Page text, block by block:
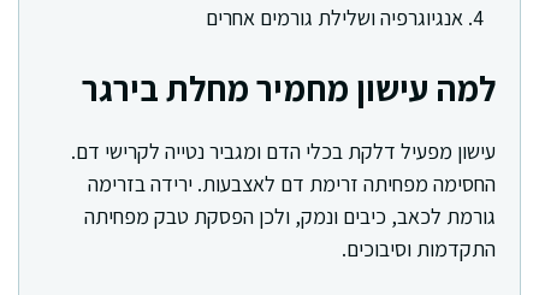
אנגיוגרפיה ושלילת גורמים אחרים
למה עישון מחמיר מחלת בירגר
עישון מפעיל דלקת בכלי הדם ומגביר נטייה לקרישי דם.
החסימה מפחיתה זרימת דם לאצבעות. ירידה בזרימה
גורמת לכאב, כיבים ונמק, ולכן הפסקת טבק מפחיתה
התקדמות וסיבוכים.